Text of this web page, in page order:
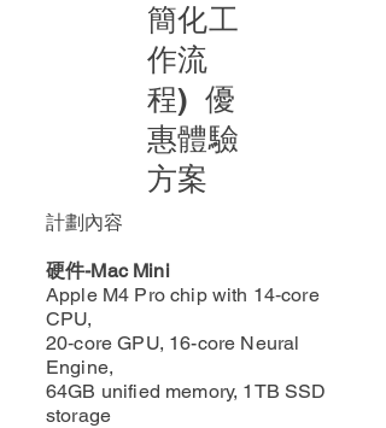
簡化工
作流
程) 優
惠體驗
方案
計劃內容
​硬件-Mac Mini
Apple M4 Pro chip with 14‑core
CPU,
20‑core GPU, 16-core Neural
Engine,
64GB unified memory, 1TB SSD
storage